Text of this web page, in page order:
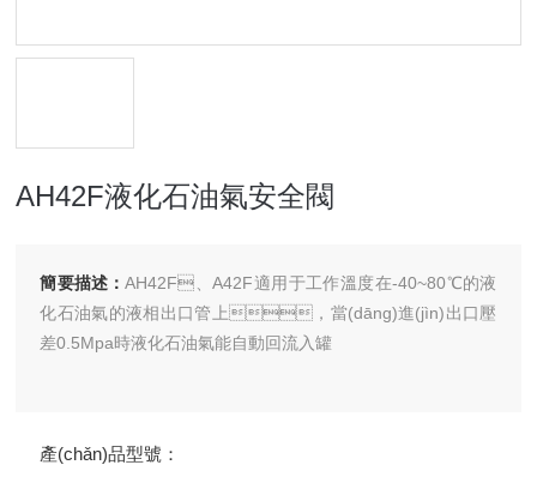
AH42F液化石油氣安全閥
簡要描述：AH42F、A42F適用于工作溫度在-40~80℃的液
化石油氣的液相出口管上，當(dāng)進(jìn)出口壓
差0.5Mpa時液化石油氣能自動回流入罐
產(chǎn)品型號：